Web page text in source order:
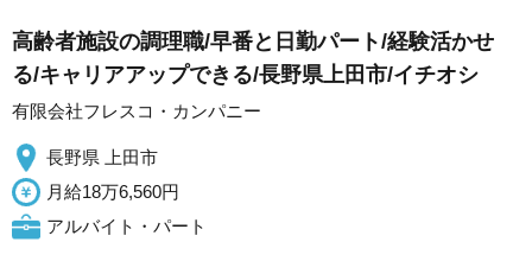
高齢者施設の調理職/早番と日勤パート/経験活かせ
る/キャリアアップできる/長野県上田市/イチオシ
有限会社フレスコ・カンパニー
長野県 上田市
月給18万6,560円
アルバイト・パート